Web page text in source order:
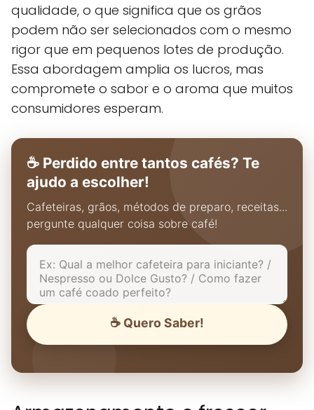
qualidade, o que significa que os grãos
podem não ser selecionados com o mesmo
rigor que em pequenos lotes de produção.
Essa abordagem amplia os lucros, mas
compromete o sabor e o aroma que muitos
consumidores esperam.
☕ Perdido entre tantos cafés? Te
ajudo a escolher!
Cafeteiras, grãos, métodos de preparo, receitas...
pergunte qualquer coisa sobre café!
☕ Quero Saber!